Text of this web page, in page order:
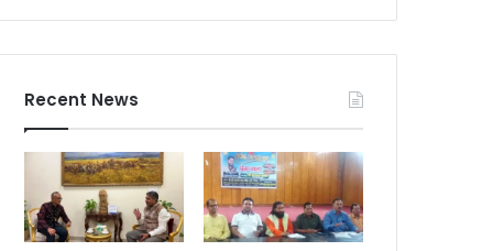
Recent News